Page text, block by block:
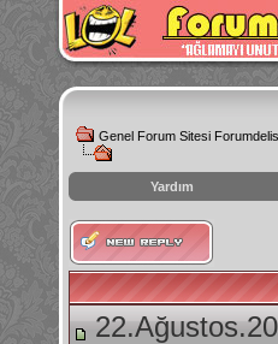
Genel Forum Sitesi
Yardım
instagram
izlenme
hilesi